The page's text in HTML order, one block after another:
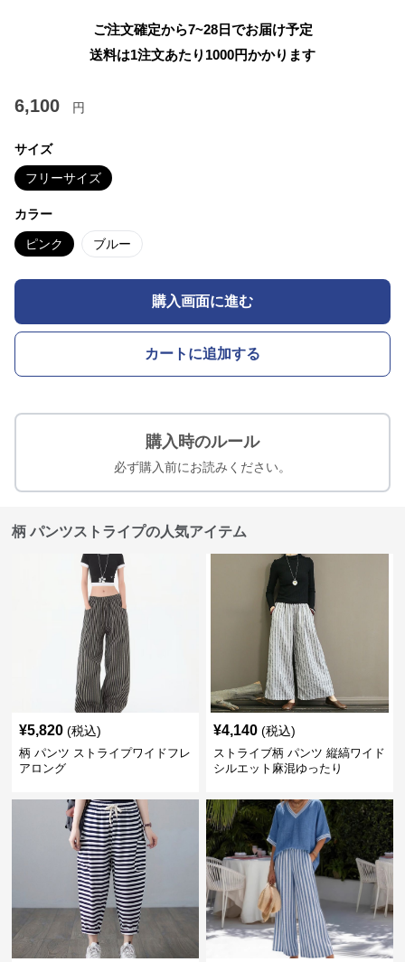
ご注文確定から7~28日でお届け予定
送料は1注文あたり 1000円かかります
6,100 円
サイズ
フリーサイズ
カラー
ピンク ブルー
購入画面に進む
カートに追加する
購入時のルール
必ず購入前にお読みください。
柄 パンツストライプの人気アイテム
¥5,820 (税込)
柄 パンツ ストライプワイドフレ
アロング
¥4,140 (税込)
ストライブ柄 パンツ 縦縞ワイド
シルエット麻混ゆったり